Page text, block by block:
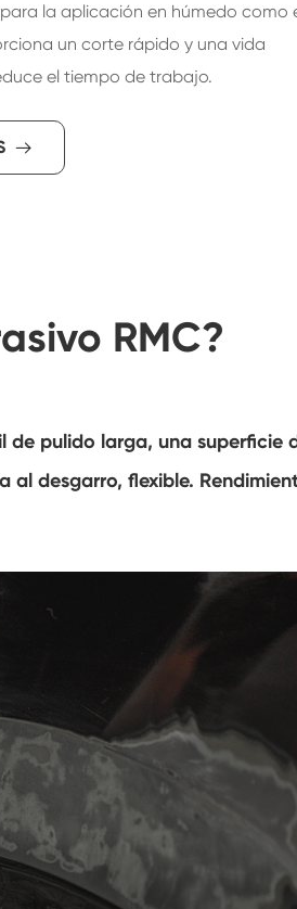
la aplicación en húmedo como
un corte rápido y una vida
el tiempo de trabajo.

RMC?
de pulido larga, una superficie
desgarro, flexible.